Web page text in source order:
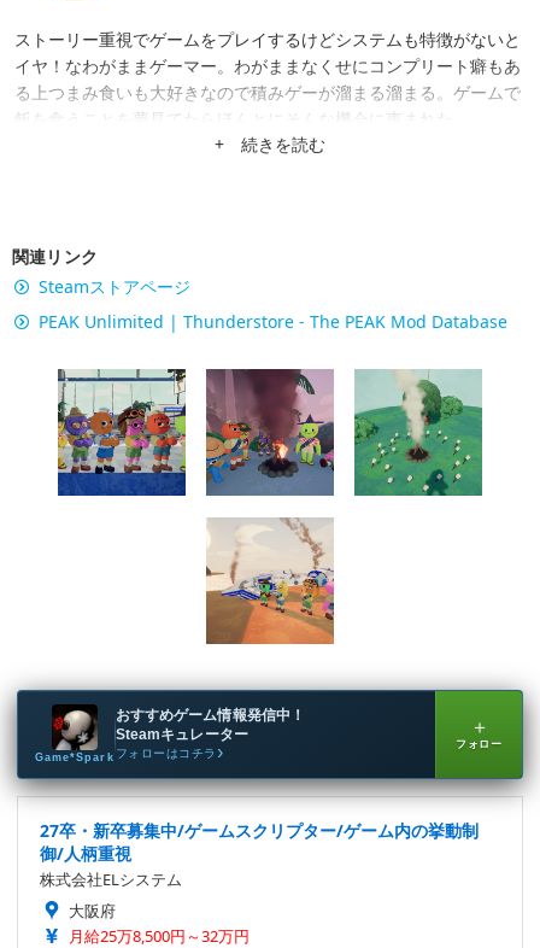
ストーリー重視でゲームをプレイするけどシステムも特徴がないと
イヤ！なわがままゲーマー。わがままなくせにコンプリート癖もあ
る上つまみ食いも大好きなので積みゲーが溜まる溜まる。ゲームで
飯を食うことを夢見てたらほんとにそんな機会に恵まれた。
+ 続きを読む
関連リンク
Steamストアページ
PEAK Unlimited | Thunderstore - The PEAK Mod Database
Game*Spark
おすすめゲーム情報発信中！
Steamキュレーター
フォローはコチラ
＋
フォロー
27卒・新卒募集中/ゲームスクリプター/ゲーム内の挙動制
御/人柄重視
株式会社ELシステム
大阪府
月給25万8,500円～32万円